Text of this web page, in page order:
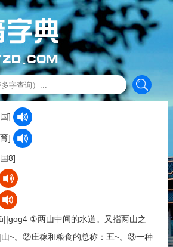
①两山中间的水道。又指两山之
山~。②庄稼和粮食的总称：五~。③一种